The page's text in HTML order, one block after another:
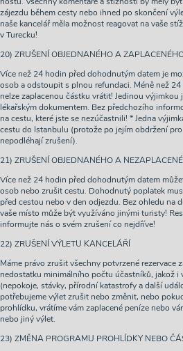
zájezdu během cesty nebo ihned po skončení
naše kancelář měla možnost reagovat na vaše
v Turecku!
20) ZRUŠENÍ OBJEDNANÉHO A
Více než 24 hodin před dohodnutým datem je
osob a odstoupit s plnou refundaci. Méně než
nelze zaplacenou částku vrátit! Jedinou
lékařským dokumentem. Bez předchozího
na cestu, které jste se nezúčastnili! * Jedna
cestu do Istanbulu (protože po jejím obdržení
nepodléhají zrušení).
21) ZRUŠENÍ OBJEDNANÉHO A
Více než 24 hodin před dohodnutým datem
osob nebo zrušit cestu. Dohodnutý poplatek
před cestou nebo v den odjezdu. Bez ohledu na
vaše místo může být využíváno jinými turisty!
informujte nás o svém zrušení co nejdříve!
22) ZRUŠENÍ VÝLETU KANCELÁŘÍ
Máme právo zrušit všechny potvrzené rezervace
nedostatku minimálního počtu účastníků, jakož i
(nepokoje, stávky, přírodní katastrofy a další
potřebujeme výlet zrušit nebo změnit, nebo
prohlídku, vrátíme vám zaplacené peníze nebo
nebo jiný výlet.
23) ZMĚNA PROGRAMU PROHLÍDKY NEBO